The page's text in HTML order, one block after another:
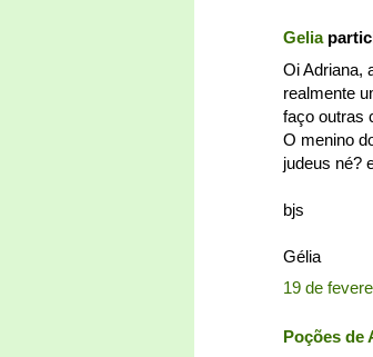
Gelia
Oi Adriana,
realmente
faço outras
O menino
judeus né?
bjs
Gélia
19 de
Poções de